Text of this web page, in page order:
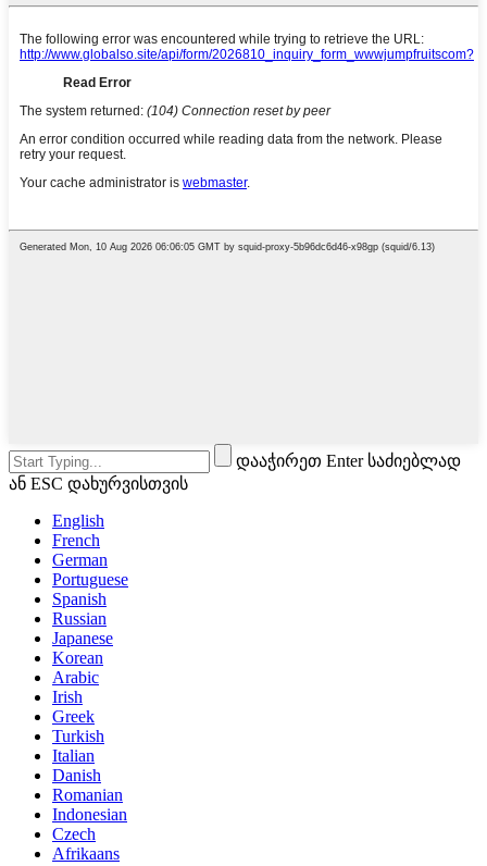
დააჭირეთ Enter საძიებლად
ან ESC დახურვისთვის
English
French
German
Portuguese
Spanish
Russian
Japanese
Korean
Arabic
Irish
Greek
Turkish
Italian
Danish
Romanian
Indonesian
Czech
Afrikaans